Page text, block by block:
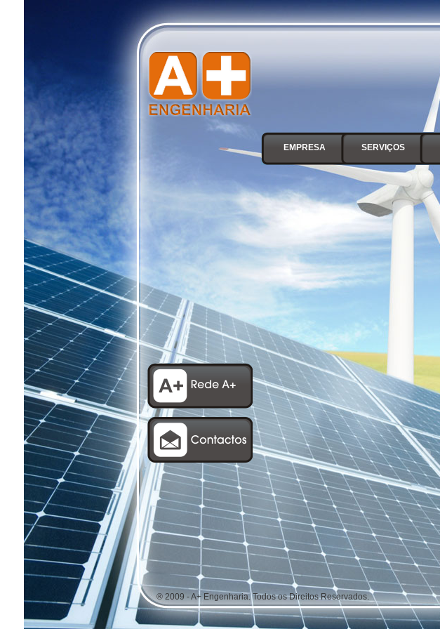
EMPRESA SERVIÇOS
® 2009 - A+ Engenharia. Todos os Direitos Reservados.